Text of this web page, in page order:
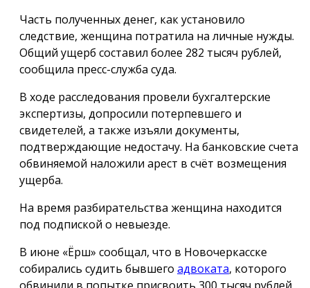
Часть полученных денег, как установило
следствие, женщина потратила на личные нужды.
Общий ущерб составил более 282 тысяч рублей,
сообщила пресс-служба суда.
В ходе расследования провели бухгалтерские
экспертизы, допросили потерпевшего и
свидетелей, а также изъяли документы,
подтверждающие недостачу. На банковские счета
обвиняемой наложили арест в счёт возмещения
ущерба.
На время разбирательства женщина находится
под подпиской о невыезде.
В июне «Ёрш» сообщал, что в Новочеркасске
собирались судить бывшего адвоката, которого
обвинили в попытке присвоить 300 тысяч рублей